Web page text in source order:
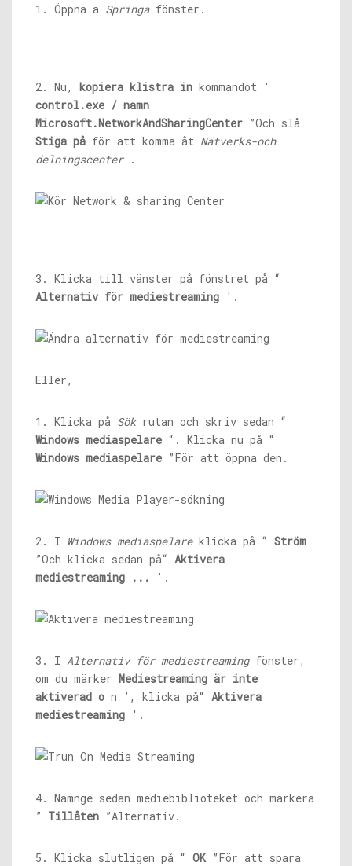
1. Öppna a Springafönster.
2. Nu, kopiera klistra in kommandot '
control.exe / namn
Microsoft.NetworkAndSharingCenter ”Och slå
Stiga på för att komma åt Nätverks-och
delningscenter.
3. Klicka till vänster på fönstret på “
Alternativ för mediestreaming '.
Eller,
1. Klicka på Sökrutan och skriv sedan “
Windows mediaspelare “. Klicka nu på “
Windows mediaspelare ”För att öppna den.
2. I Windows mediaspelareklicka på “ Ström
”Och klicka sedan på“ Aktivera
mediestreaming ...
'.
3. I Alternativ för mediestreamingfönster,
om du märker Mediestreaming är inte
aktiverad o n ’, klicka på“ Aktivera
mediestreaming '.
4. Namnge sedan mediebiblioteket och markera
” Tillåten ”Alternativ.
5. Klicka slutligen på “ OK”För att spara